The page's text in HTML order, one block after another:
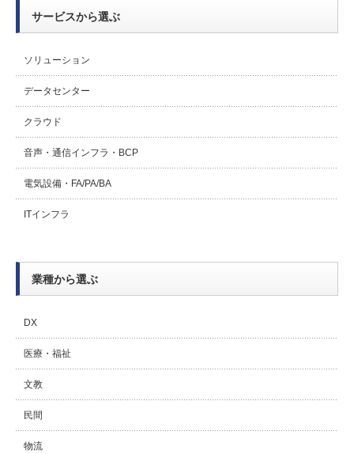
サービスから選ぶ
ソリューション
データセンター
クラウド
音声・通信インフラ・BCP
電気設備・FA/PA/BA
ITインフラ
業種から選ぶ
DX
医療・福祉
文教
民間
物流